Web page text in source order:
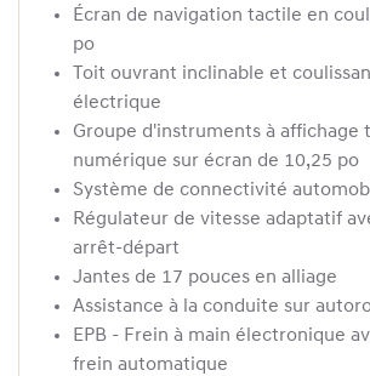
Écran de navigation tactile en
po
Toit ouvrant inclinable et
électrique
Groupe d'instruments à affichage
numérique sur écran de 10,25 po
Système de connectivité
Régulateur de vitesse adaptatif
arrêt-départ
Jantes de 17 pouces en alliage
Assistance à la conduite sur
EPB - Frein à main électronique
frein automatique